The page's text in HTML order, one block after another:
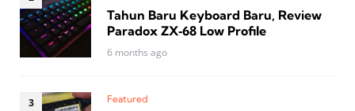
Tahun Baru Keyboard Baru, Review
Paradox ZX‑68 Low Profile
6 months ago
Featured